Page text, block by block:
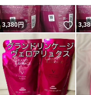
3,380円 い